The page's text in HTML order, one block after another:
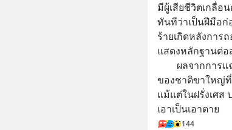
มีผู้เสียชีวิตเกลื่อ
ทันทีว่าเป็นฝีมือก่
ร้ายเกิดหลังการ
แสดงหลักฐานต่อ
ของชาติขาใหญ่
แม้แต่ในฝรั่งเศส
เอาเป็นเอาตาย
144